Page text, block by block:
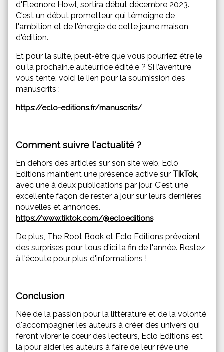
d'Eleonore Howl, sortira début décembre 2023.
C'est un début prometteur qui témoigne de
l'ambition et de l'énergie de cette jeune maison
d'édition.
Et pour la suite, peut-être que vous pourriez être le
ou la prochain.e auteur.rice édité.e ? Si l’aventure
vous tente, voici le lien pour la soumission des
manuscrits :
https://eclo-editions.fr/manuscrits/
Comment suivre l'actualité ?
En dehors des articles sur son site web, Eclo
Editions maintient une présence active sur TikTok,
avec une à deux publications par jour. C'est une
excellente façon de rester à jour sur leurs dernières
nouvelles et annonces.
https://www.tiktok.com/@ecloeditions
De plus, The Root Book et Eclo Editions prévoient
des surprises pour tous d'ici la fin de l'année. Restez
à l'écoute pour plus d'informations !
Conclusion
Née de la passion pour la littérature et de la volonté
d'accompagner les auteurs à créer des univers qui
feront vibrer le cœur des lecteurs, Eclo Editions est
là pour aider les auteurs à faire de leur rêve une